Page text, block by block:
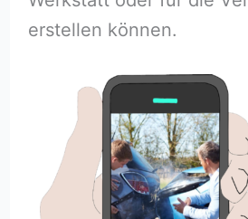
erstellen können.